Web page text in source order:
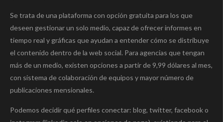
Se trata de una plataforma con opción gratuita para los que
deseen gestionar un solo medio, capaz de ofrecer informes en
tiempo real y gráficas que ayudan a entender cómo se distribuye
el contenido dentro de la web social. Para agencias que tengan
más de un medio, existen opciones a partir de 9,99 dólares al mes,
con sistema de colaboración de equipos y mayor número de
publicaciones mensionales.
Podemos decidir qué perfiles conectar: blog, twitter, facebook o